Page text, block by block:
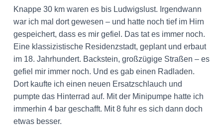
Knappe 30 km waren es bis Ludwigslust. Irgendwann
war ich mal dort gewesen – und hatte noch tief im Hirn
gespeichert, dass es mir gefiel. Das tat es immer noch.
Eine klassizistische Residenzstadt, geplant und erbaut
im 18. Jahrhundert. Backstein, großzügige Straßen – es
gefiel mir immer noch. Und es gab einen Radladen.
Dort kaufte ich einen neuen Ersatzschlauch und
pumpte das Hinterrad auf. Mit der Minipumpe hatte ich
immerhin 4 bar geschafft. Mit 8 fuhr es sich dann doch
etwas besser.